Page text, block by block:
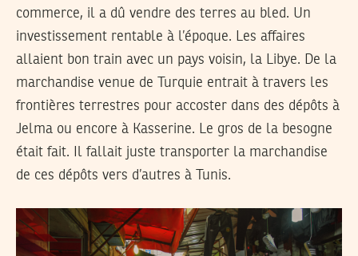
commerce, il a dû vendre des terres au bled. Un
investissement rentable à l’époque. Les affaires
allaient bon train avec un pays voisin, la Libye. De la
marchandise venue de Turquie entrait à travers les
frontières terrestres pour accoster dans des dépôts à
Jelma ou encore à Kasserine. Le gros de la besogne
était fait. Il fallait juste transporter la marchandise
de ces dépôts vers d’autres à Tunis.